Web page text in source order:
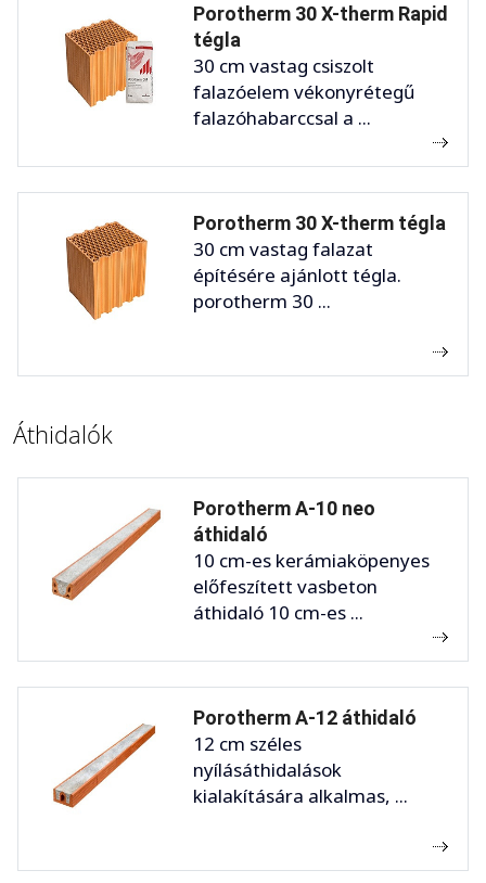
Porotherm 30 X-therm Rapid
tégla
30 cm vastag csiszolt
falazóelem vékonyrétegű
falazóhabarccsal a ...
Porotherm 30 X-therm tégla
30 cm vastag falazat
építésére ajánlott tégla.
porotherm 30 ...
Áthidalók
Porotherm A-10 neo
áthidaló
10 cm-es kerámiaköpenyes
előfeszített vasbeton
áthidaló 10 cm-es ...
Porotherm A-12 áthidaló
12 cm széles
nyílásáthidalások
kialakítására alkalmas, ...